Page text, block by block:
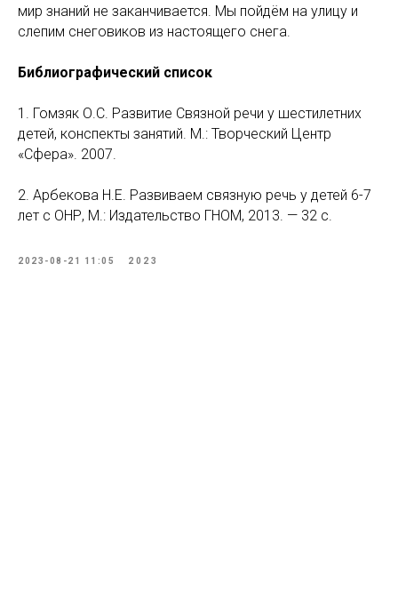
мир знаний не заканчивается. Мы пойдём на улицу и
слепим снеговиков из настоящего снега.
Библиографический список
1. Гомзяк О.С. Развитие Связной речи у шестилетних
детей, конспекты занятий. М.: Творческий Центр
«Сфера». 2007.
2. Арбекова Н.Е. Развиваем связную речь у детей 6-7
лет с ОНР, М.: Издательство ГНОМ, 2013. — 32 с.
2023-08-21 11:05 2023